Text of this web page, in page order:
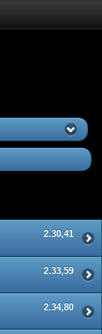
2.30,41
2.33,59
2.34,80